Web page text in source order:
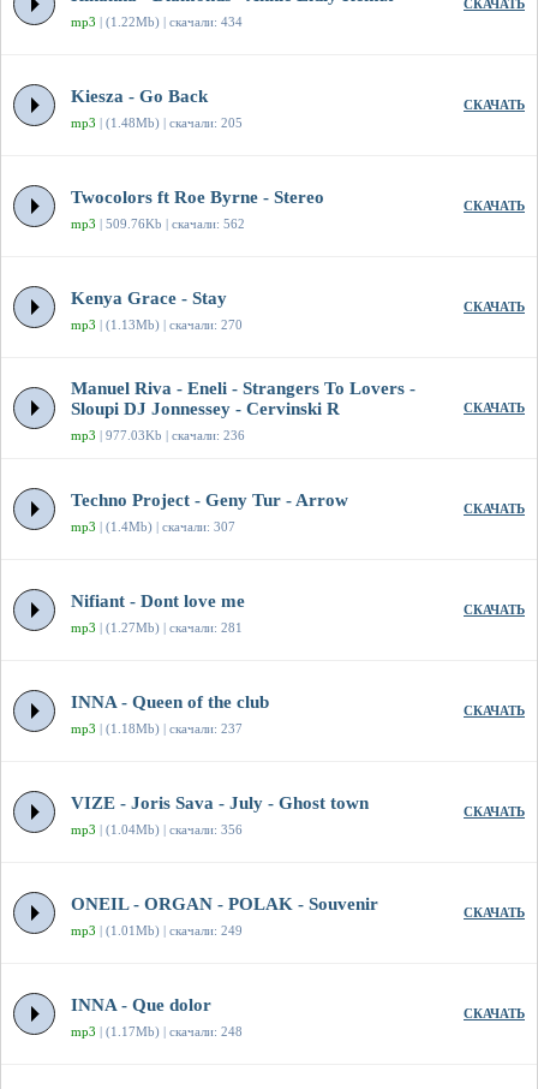
mp3 | (1.22Mb) | скачали: 434
СКАЧАТЬ
Kiesza - Go Back
mp3 | (1.48Mb) | скачали: 205
СКАЧАТЬ
Twocolors ft Roe Byrne - Stereo
mp3 | 509.76Kb | скачали: 562
СКАЧАТЬ
Kenya Grace - Stay
mp3 | (1.13Mb) | скачали: 270
СКАЧАТЬ
Manuel Riva - Eneli - Strangers To Lovers -
Sloupi DJ Jonnessey - Cervinski R
mp3 | 977.03Kb | скачали: 236
СКАЧАТЬ
Techno Project - Geny Tur - Arrow
mp3 | (1.4Mb) | скачали: 307
СКАЧАТЬ
Nifiant - Dont love me
mp3 | (1.27Mb) | скачали: 281
СКАЧАТЬ
INNA - Queen of the club
mp3 | (1.18Mb) | скачали: 237
СКАЧАТЬ
VIZE - Joris Sava - July - Ghost town
mp3 | (1.04Mb) | скачали: 356
СКАЧАТЬ
ONEIL - ORGAN - POLAK - Souvenir
mp3 | (1.01Mb) | скачали: 249
СКАЧАТЬ
INNA - Que dolor
mp3 | (1.17Mb) | скачали: 248
СКАЧАТЬ